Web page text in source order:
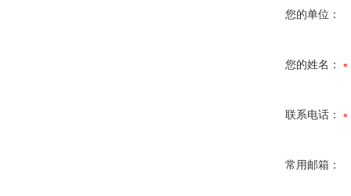
您的单位：
您的姓名：
联系电话：
常用邮箱：